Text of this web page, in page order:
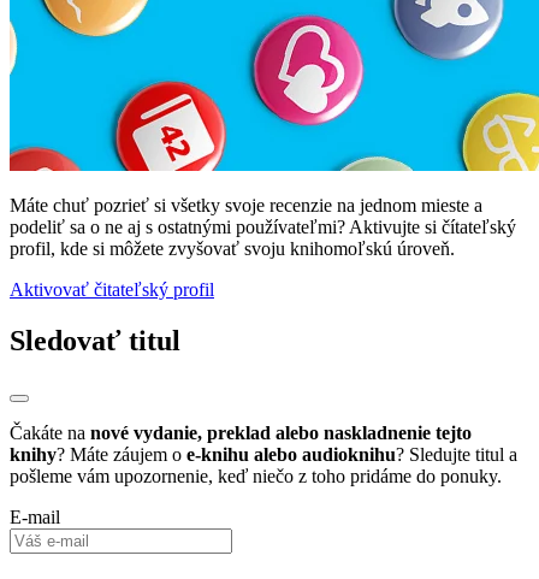
Máte chuť pozrieť si všetky svoje recenzie na jednom mieste a
podeliť sa o ne aj s ostatnými používateľmi? Aktivujte si čítateľský
profil, kde si môžete zvyšovať svoju knihomoľskú úroveň.
Aktivovať čitateľský profil
Sledovať titul
Čakáte na nové vydanie, preklad alebo naskladnenie tejto
knihy? Máte záujem o e-knihu alebo audioknihu? Sledujte titul a
pošleme vám upozornenie, keď niečo z toho pridáme do ponuky.
E-mail